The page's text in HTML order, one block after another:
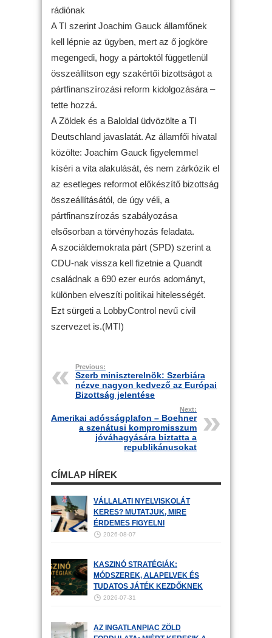
rádiónak
A TI szerint Joachim Gauck államfőnek
kell lépnie az ügyben, mert az ő jogköre
megengedi, hogy a pártoktól függetlenül
összeállítson egy szakértői bizottságot a
pártfinanszírozási reform kidolgozására –
tette hozzá.
A Zöldek és a Baloldal üdvözölte a TI
Deutschland javaslatát. Az államfői hivatal
közölte: Joachim Gauck figyelemmel
kíséri a vita alakulását, és nem zárkózik el
az esetleges reformot előkészítő bizottság
összeállításától, de úgy véli, a
pártfinanszírozás szabályozása
elsősorban a törvényhozás feladata.
A szociáldemokrata párt (SPD) szerint a
CDU-nak vissza kell fizetnie a Quandt
családnak a 690 ezer eurós adományt,
különben elveszíti politikai hitelességét.
Ezt sürgeti a LobbyControl nevű civil
szervezet is.(MTI)
Previous:
Szerb miniszterelnök: Szerbiára
nézve nagyon kedvező az Európai
Bizottság jelentése
Next:
Amerikai adósságplafon – Boehner
a szenátusi kompromisszum
jóváhagyására biztatta a
republikánusokat
CÍMLAP HÍREK
VÁLLALATI NYELVISKOLÁT
KERES? MUTATJUK, MIRE
ÉRDEMES FIGYELNI
2026-08-07
KASZINÓ STRATÉGIÁK:
MÓDSZEREK, ALAPELVEK ÉS
TUDATOS JÁTÉK KEZDŐKNEK
2026-07-31
AZ INGATLANPIAC ZÖLD